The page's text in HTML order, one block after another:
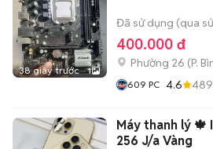
38 giây trước 1
Đã sử dụng (qua
400.000 đ
Phường 26 (P.
609 PC 4.6 489
Máy thanh lý 🍁
256 J/a Vàng